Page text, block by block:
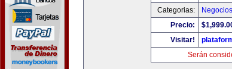
Categorias:
Negocios
Precio:
Visitar!
Serán